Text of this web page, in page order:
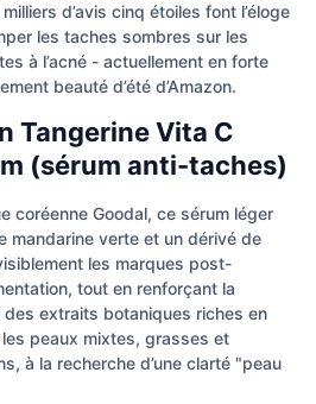
d’avis cinq étoiles font l’éloge
les taches sombres sur les
à l’acné - actuellement en forte
beauté d’été d’Amazon.
Tangerine Vita C
(sérum anti-taches)
coréenne Goodal, ce sérum léger
mandarine verte et un dérivé de
les marques post-
tout en renforçant la
extraits botaniques riches en
peaux mixtes, grasses et
à la recherche d’une clarté "peau